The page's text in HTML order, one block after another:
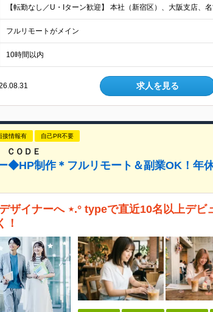
フルリモートがメイン
10時間以内
求人を見る
接情報有 自己PR不要
ＣＯＤＥ
◆HP制作＊フルリモート＆副業OK！年
ザイナーへ ⋆.° typeで直近10名以上デビ
！